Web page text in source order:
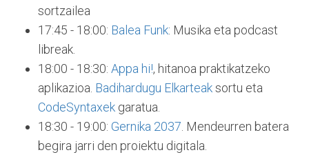
sortzailea
17:45 - 18:00: Balea Funk: Musika eta podcast
libreak.
18:00 - 18:30: Appa hi!, hitanoa praktikatzeko
aplikazioa. Badihardugu Elkarteaksortu eta
CodeSyntaxek garatua.
18:30 - 19:00: Gernika 2037. Mendeurren batera
begira jarri den proiektu digitala.